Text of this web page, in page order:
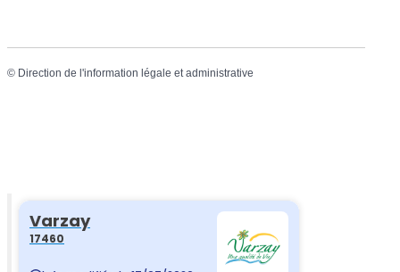
© Direction de l'information légale et administrative